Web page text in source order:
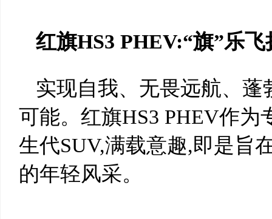
红旗HS3 PHEV:“旗”乐
实现自我、无畏远航、
可能。红旗HS3 PHEV作
生代SUV,满载意趣,即是旨
的年轻风采。